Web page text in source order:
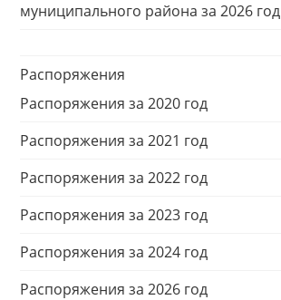
муниципального района за 2026 год
Распоряжения
Распоряжения за 2020 год
Распоряжения за 2021 год
Распоряжения за 2022 год
Распоряжения за 2023 год
Распоряжения за 2024 год
Распоряжения за 2026 год